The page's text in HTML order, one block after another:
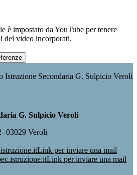
è impostato da YouTube per tenere
dei video incorporati.
Istruzione Secondaria G. Sulpicio Veroli
G. Sulpicio Veroli
03029 Veroli
Link per inviare una mail
Link per inviare una mail